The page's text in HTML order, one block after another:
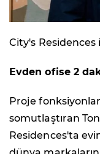
City's Residences
Evden ofise 2
Proje
somutlaştıran
Residences'ta